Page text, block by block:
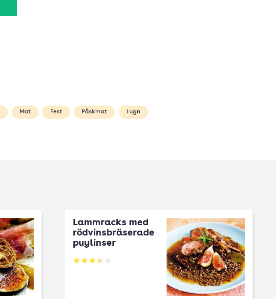
Mat Fest Påskmat I ugn
Lammracks med
rödvinsbräserade
puylinser
Betyg: 3.4 av 5